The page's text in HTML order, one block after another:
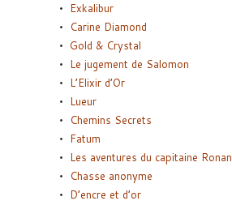
Exkalibur
Carine Diamond
Gold & Crystal
Le jugement de Salomon
L’Elixir d’Or
Lueur
Chemins Secrets
Fatum
Les aventures du capitaine Ronan
Chasse anonyme
D’encre et d’or